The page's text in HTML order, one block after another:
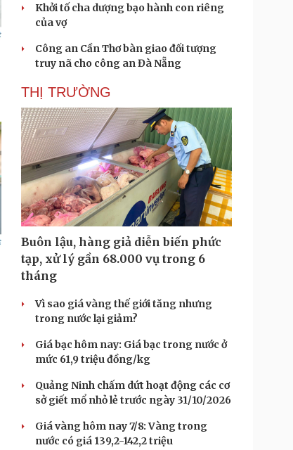
Khởi tố cha dượng bạo hành con riêng
của vợ
Công an Cần Thơ bàn giao đối tượng
truy nã cho công an Đà Nẵng
THỊ TRƯỜNG
Buôn lậu, hàng giả diễn biến phức
tạp, xử lý gần 68.000 vụ trong 6
tháng
Vì sao giá vàng thế giới tăng nhưng
trong nước lại giảm?
Giá bạc hôm nay: Giá bạc trong nước ở
mức 61,9 triệu đồng/kg
Quảng Ninh chấm dứt hoạt động các cơ
sở giết mổ nhỏ lẻ trước ngày 31/10/2026
Giá vàng hôm nay 7/8: Vàng trong
nước có giá 139,2-142,2 triệu